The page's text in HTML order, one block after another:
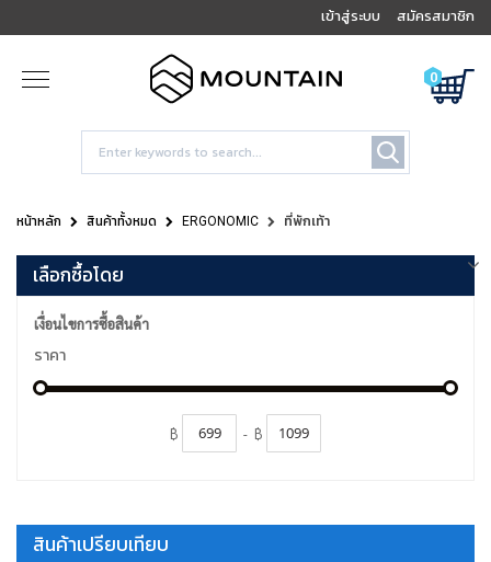
เข้าสู่ระบบ สมัครสมาชิก
0
หน้าหลัก สินค้าทั้งหมด ERGONOMIC ที่พักเท้า
เลือกซื้อโดย
เงื่อนไขการซื้อสินค้า
ราคา
฿ - ฿
สินค้าเปรียบเทียบ